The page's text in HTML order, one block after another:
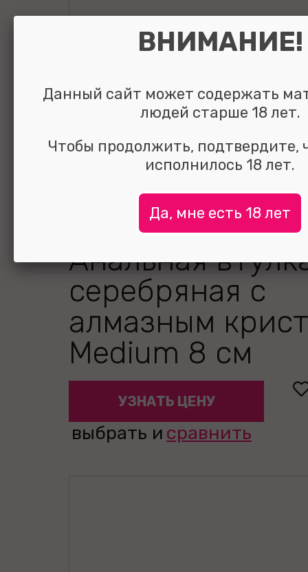
Анальная
серебряная с
алмазным
Medium 8 см
УЗНАТЬ ЦЕНУ
выбрать и сравнить
ВНИМАНИЕ!
Данный сайт может содержать
людей старше 18 лет.
Чтобы продолжить, подтвердите,
исполнилось 18 лет.
Да, мне есть 18 лет